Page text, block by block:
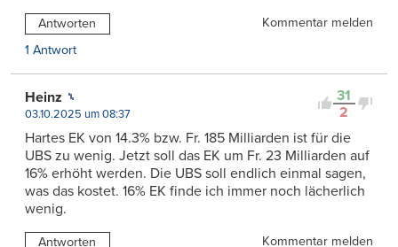
Antworten
Kommentar melden
1 Antwort
31
2
Heinz
03.10.2025 um 08:37
Hartes EK von 14.3% bzw. Fr. 185 Milliarden ist für die
UBS zu wenig. Jetzt soll das EK um Fr. 23 Milliarden auf
16% erhöht werden. Die UBS soll endlich einmal sagen,
was das kostet. 16% EK finde ich immer noch lächerlich
wenig.
Antworten
Kommentar melden